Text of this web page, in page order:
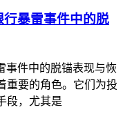
暴雷事件中的脱
事件中的脱锚表现与恢
重要的角色。它们为投
段，尤其是